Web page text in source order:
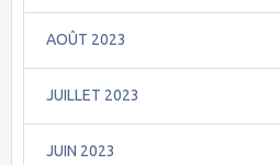
AOÛT 2023
JUILLET 2023
JUIN 2023